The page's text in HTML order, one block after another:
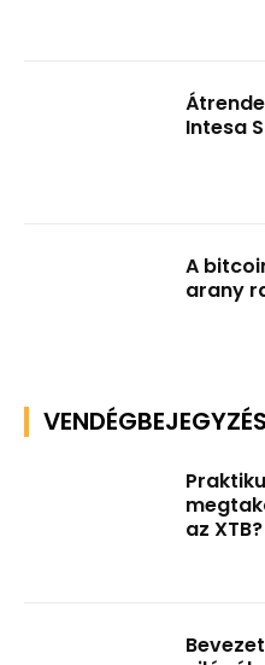
Intesa
A
arany
az XTB?